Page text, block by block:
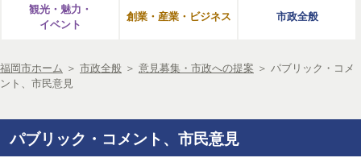
観光・魅力・
イベント
創業・産業・ビジネス 市政全般
福岡市ホーム ＞ 市政全般 ＞ 意見募集・市政への提案 ＞ パブリック・コメ
ント、市民意見
パブリック・コメント、市民意見